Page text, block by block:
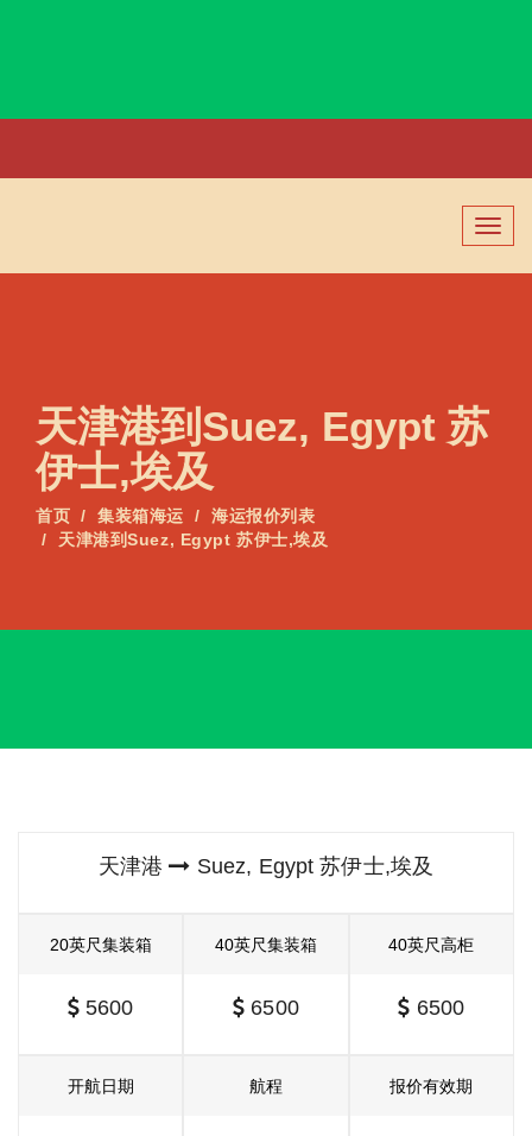
切
换
导
天津港到Suez, Egypt 苏
伊士,埃及
首页 集装箱海运
海运报价列表
天津港到Suez, Egypt 苏伊士,埃及
天津港 Suez, Egypt 苏伊士,埃及
20英尺集装箱
5600
40英尺集装箱
6500
40英尺高柜
6500
开航日期 航程 报价有效期